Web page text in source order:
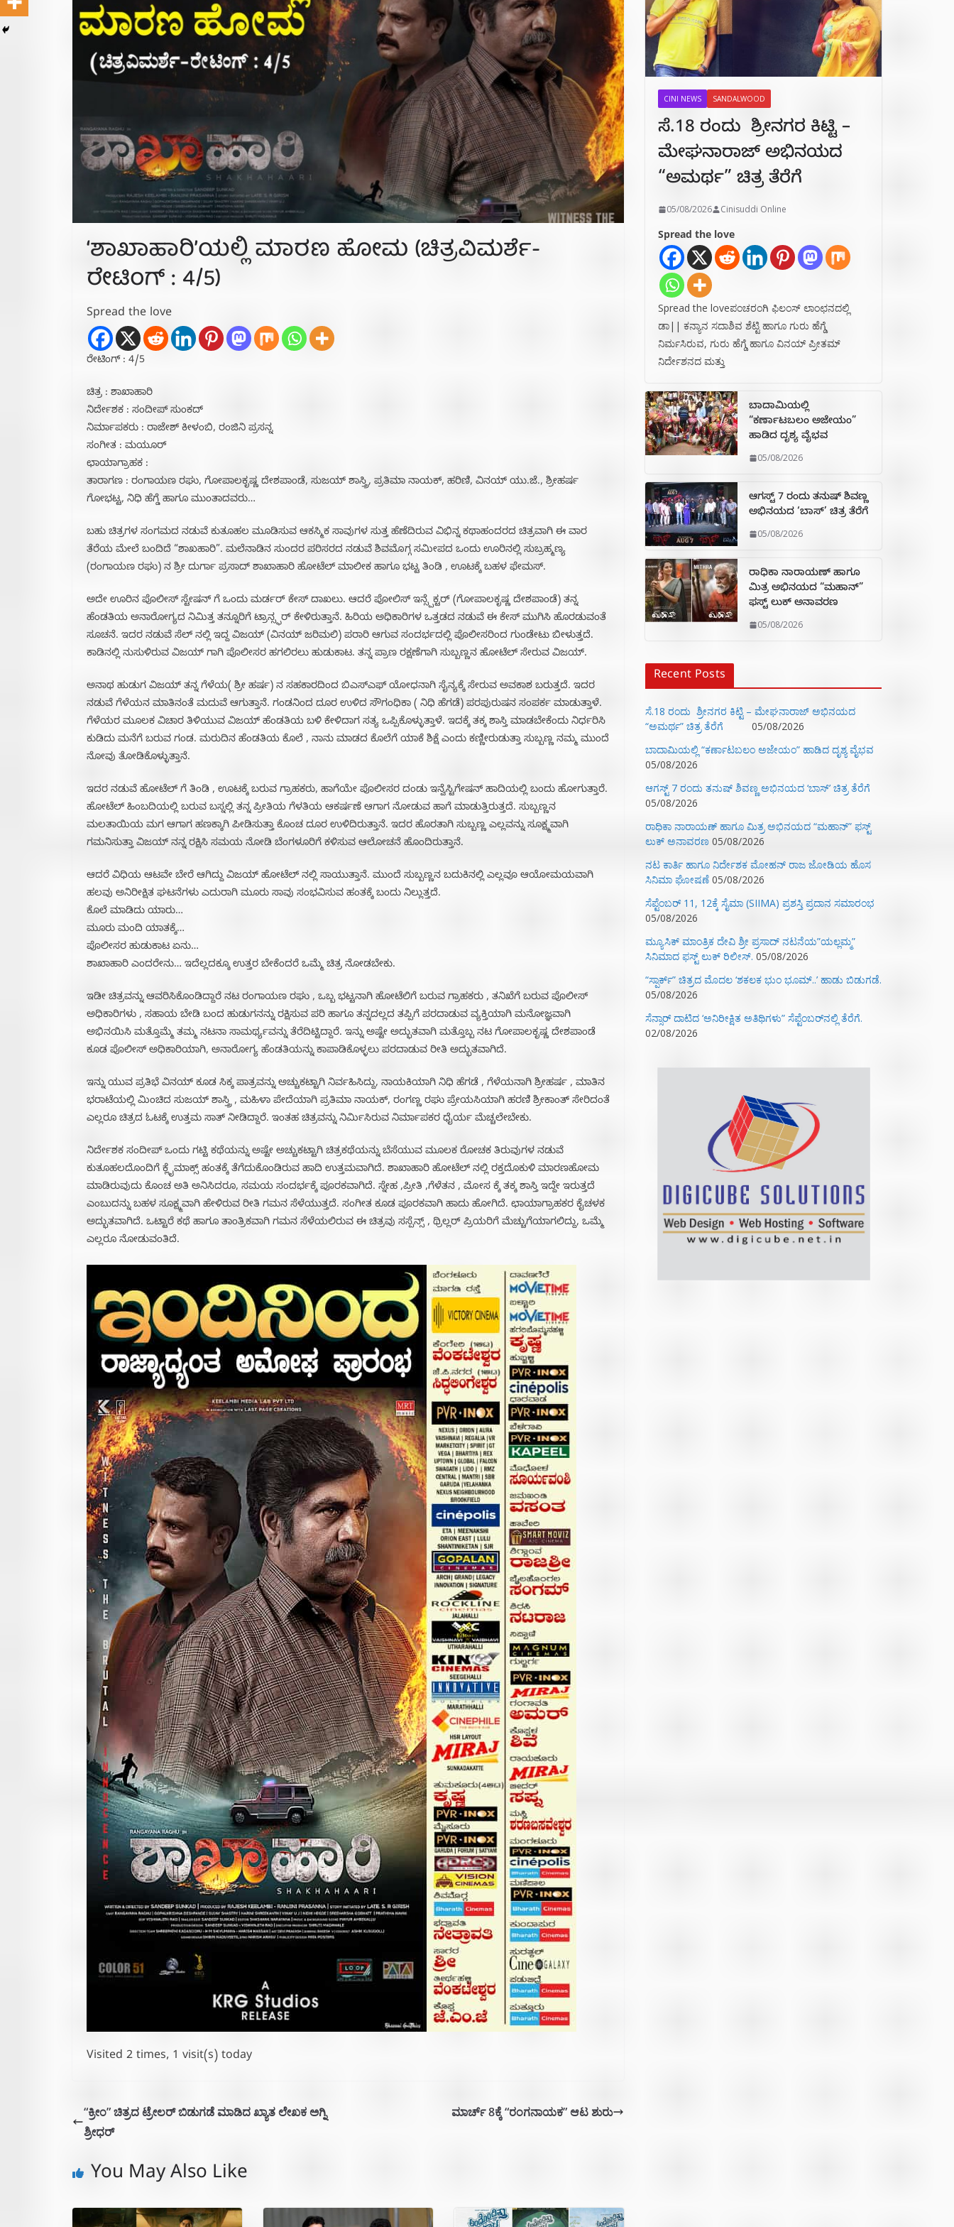
‘ಶಾಖಾಹಾರಿ’ಯಲ್ಲಿ ಮಾರಣ ಹೋಮ (ಚಿತ್ರವಿಮರ್ಶೆ-
ರೇಟಿಂಗ್ : 4/5)
Spread the love
ರೇಟಿಂಗ್ : 4/5
ಚಿತ್ರ : ಶಾಖಾಹಾರಿ
ನಿರ್ದೇಶಕ : ಸಂದೀಪ್ ಸುಂಕದ್
ನಿರ್ಮಾಪಕರು : ರಾಜೇಶ್ ಕೀಳಂಬಿ, ರಂಜಿನಿ ಪ್ರಸನ್ನ
ಸಂಗೀತ : ಮಯೂರ್
ಛಾಯಾಗ್ರಾಹಕ :
ತಾರಾಗಣ : ರಂಗಾಯಣ ರಘು, ಗೋಪಾಲಕೃಷ್ಣ ದೇಶಪಾಂಡೆ, ಸುಜಯ್ ಶಾಸ್ತ್ರಿ, ಪ್ರತಿಮಾ ನಾಯಕ್, ಹರಿಣಿ, ವಿನಯ್ ಯು.ಜೆ., ಶ್ರೀಹರ್ಷ
ಗೋಭಟ್ಟ, ನಿಧಿ ಹೆಗ್ಡೆ ಹಾಗೂ ಮುಂತಾದವರು…
ಬಹು ಚಿತ್ರಗಳ ಸಂಗಮದ ನಡುವೆ ಕುತೂಹಲ ಮೂಡಿಸುವ ಆಕಸ್ಮಿಕ ಸಾವುಗಳ ಸುತ್ತ ಹೆಣೆದಿರುವ ವಿಭಿನ್ನ ಕಥಾಹಂದರದ ಚಿತ್ರವಾಗಿ ಈ ವಾರ
ತೆರೆಯ ಮೇಲೆ ಬಂದಿದೆ “ಶಾಖಹಾರಿ”. ಮಲೆನಾಡಿನ ಸುಂದರ ಪರಿಸರದ ನಡುವೆ ಶಿವಮೊಗ್ಗ ಸಮೀಪದ ಒಂದು ಊರಿನಲ್ಲಿ ಸುಬ್ರಹ್ಮಣ್ಯ
(ರಂಗಾಯಣ ರಘು) ನ ಶ್ರೀ ದುರ್ಗಾ ಪ್ರಸಾದ್ ಶಾಖಾಹಾರಿ ಹೋಟೆಲ್ ಮಾಲೀಕ ಹಾಗೂ ಭಟ್ಟ ತಿಂಡಿ , ಊಟಕ್ಕೆ ಬಹಳ ಫೇಮಸ್.
ಅದೇ ಊರಿನ ಪೊಲೀಸ್ ಸ್ಟೇಷನ್ ಗೆ ಒಂದು ಮರ್ಡರ್ ಕೇಸ್ ದಾಖಲು. ಆದರೆ ಪೋಲಿಸ್ ಇನ್ಸ್ಪೆಕ್ಟರ್ (ಗೋಪಾಲಕೃಷ್ಣ ದೇಶಪಾಂಡೆ) ತನ್ನ
ಹೆಂಡತಿಯ ಅನಾರೋಗ್ಯದ ನಿಮಿತ್ತ ತನ್ನೂರಿಗೆ ಟ್ರಾನ್ಸ್ಫರ್ ಕೇಳಿರುತ್ತಾನೆ. ಹಿರಿಯ ಅಧಿಕಾರಿಗಳ ಒತ್ತಡದ ನಡುವೆ ಈ ಕೇಸ್ ಮುಗಿಸಿ ಹೊರಡುವಂತೆ
ಸೂಚನೆ. ಇದರ ನಡುವೆ ಸೆಲ್ ನಲ್ಲಿ ಇದ್ದ ವಿಜಯ್ (ವಿನಯ್ ಜರಿಮಲಿ) ಪರಾರಿ ಆಗುವ ಸಂದರ್ಭದಲ್ಲಿ ಪೊಲೀಸರಿಂದ ಗುಂಡೇಟು ಬೀಳುತ್ತದೆ.
ಕಾಡಿನಲ್ಲಿ ನುಸುಳಿರುವ ವಿಜಯ್ ಗಾಗಿ ಪೊಲೀಸರ ಹಗಲಿರಲು ಹುಡುಕಾಟ. ತನ್ನ ಪ್ರಾಣ ರಕ್ಷಣೆಗಾಗಿ ಸುಬ್ಬಣ್ಣನ ಹೋಟೆಲ್ ಸೇರುವ ವಿಜಯ್.
ಅನಾಥ ಹುಡುಗ ವಿಜಯ್ ತನ್ನ ಗೆಳೆಯ( ಶ್ರೀ ಹರ್ಷ) ನ ಸಹಕಾರದಿಂದ ಬಿಎಸ್ಎಫ್ ಯೋಧನಾಗಿ ಸೈನ್ಯಕ್ಕೆ ಸೇರುವ ಅವಕಾಶ ಬರುತ್ತದೆ. ಇದರ
ನಡುವೆ ಗೆಳೆಯನ ಮಾತಿನಂತೆ ಮದುವೆ ಆಗುತ್ತಾನೆ. ಗಂಡನಿಂದ ದೂರ ಉಳಿದ ಸೌಗಂಧಿಕಾ ( ನಿಧಿ ಹೆಗಡೆ) ಪರಪುರುಷನ ಸಂಪರ್ಕ ಮಾಡುತ್ತಾಳೆ.
ಗೆಳೆಯರ ಮೂಲಕ ವಿಚಾರ ತಿಳಿಯುವ ವಿಜಯ್ ಹೆಂಡತಿಯ ಬಳಿ ಕೇಳಿದಾಗ ಸತ್ಯ ಒಪ್ಪಿಕೊಳ್ಳುತ್ತಾಳೆ. ಇದಕ್ಕೆ ತಕ್ಕ ಶಾಸ್ತಿ ಮಾಡಬೇಕೆಂದು ನಿರ್ಧರಿಸಿ
ಕುಡಿದು ಮನೆಗೆ ಬರುವ ಗಂಡ. ಮರುದಿನ ಹೆಂಡತಿಯ ಕೊಲೆ , ನಾನು ಮಾಡದ ಕೊಲೆಗೆ ಯಾಕೆ ಶಿಕ್ಷೆ ಎಂದು ಕಣ್ಣೀರುಡುತ್ತಾ ಸುಬ್ಬಣ್ಣ ನಮ್ಮ ಮುಂದೆ
ನೋವು ತೋಡಿಕೊಳ್ಳುತ್ತಾನೆ.
ಇದರ ನಡುವೆ ಹೋಟೆಲ್ ಗೆ ತಿಂಡಿ , ಊಟಕ್ಕೆ ಬರುವ ಗ್ರಾಹಕರು, ಹಾಗೆಯೇ ಪೊಲೀಸರ ದಂಡು ಇನ್ವೆಸ್ಟಿಗೇಷನ್ ಹಾದಿಯಲ್ಲಿ ಬಂದು ಹೋಗುತ್ತಾರೆ.
ಹೋಟೆಲ್ ಹಿಂಬದಿಯಲ್ಲಿ ಬರುವ ಬಸ್ನಲ್ಲಿ ತನ್ನ ಪ್ರೀತಿಯ ಗೆಳತಿಯ ಆಕರ್ಷಣೆ ಆಗಾಗ ನೋಡುವ ಹಾಗೆ ಮಾಡುತ್ತಿರುತ್ತದೆ. ಸುಬ್ಬಣ್ಣನ
ಮಲತಾಯಿಯ ಮಗ ಆಗಾಗ ಹಣಕ್ಕಾಗಿ ಪೀಡಿಸುತ್ತಾ ಕೊಂಚ ದೂರ ಉಳಿದಿರುತ್ತಾನೆ. ಇದರ ಹೊರತಾಗಿ ಸುಬ್ಬಣ್ಣ ಎಲ್ಲವನ್ನು ಸೂಕ್ಷ್ಮವಾಗಿ
ಗಮನಿಸುತ್ತಾ ವಿಜಯ್ ನನ್ನ ರಕ್ಷಿಸಿ ಸಮಯ ನೋಡಿ ಬೆಂಗಳೂರಿಗೆ ಕಳಿಸುವ ಆಲೋಚನೆ ಹೊಂದಿರುತ್ತಾನೆ.
ಆದರೆ ವಿಧಿಯ ಆಟವೇ ಬೇರೆ ಆಗಿದ್ದು ವಿಜಯ್ ಹೋಟೆಲ್ ನಲ್ಲಿ ಸಾಯುತ್ತಾನೆ. ಮುಂದೆ ಸುಬ್ಬಣ್ಣನ ಬದುಕಿನಲ್ಲಿ ಎಲ್ಲವೂ ಆಯೋಮಯವಾಗಿ
ಹಲವು ಅನಿರೀಕ್ಷಿತ ಘಟನೆಗಳು ಎದುರಾಗಿ ಮೂರು ಸಾವು ಸಂಭವಿಸುವ ಹಂತಕ್ಕೆ ಬಂದು ನಿಲ್ಲುತ್ತದೆ.
ಕೊಲೆ ಮಾಡಿದು ಯಾರು…
ಮೂರು ಮಂದಿ ಯಾತಕ್ಕೆ…
ಪೊಲೀಸರ ಹುಡುಕಾಟ ಏನು…
ಶಾಖಾಹಾರಿ ಎಂದರೇನು… ಇದೆಲ್ಲದಕ್ಕೂ ಉತ್ತರ ಬೇಕೆಂದರೆ ಒಮ್ಮೆ ಚಿತ್ರ ನೋಡಬೇಕು.
ಇಡೀ ಚಿತ್ರವನ್ನು ಆವರಿಸಿಕೊಂಡಿದ್ದಾರೆ ನಟ ರಂಗಾಯಣ ರಘು , ಒಬ್ಬ ಭಟ್ಟನಾಗಿ ಹೋಟೆಲಿಗೆ ಬರುವ ಗ್ರಾಹಕರು , ತನಿಖೆಗೆ ಬರುವ ಪೊಲೀಸ್
ಅಧಿಕಾರಿಗಳು , ಸಹಾಯ ಬೇಡಿ ಬಂದ ಹುಡುಗನನ್ನು ರಕ್ಷಿಸುವ ಪರಿ ಹಾಗೂ ತನ್ನದಲ್ಲದ ತಪ್ಪಿಗೆ ಪರದಾಡುವ ವ್ಯಕ್ತಿಯಾಗಿ ಮನೋಜ್ಞವಾಗಿ
ಅಭಿನಯಿಸಿ ಮತ್ತೊಮ್ಮೆ ತಮ್ಮ ನಟನಾ ಸಾಮರ್ಥ್ಯವನ್ನು ತೆರೆದಿಟ್ಟಿದ್ದಾರೆ. ಇನ್ನು ಅಷ್ಟೇ ಅದ್ಭುತವಾಗಿ ಮತ್ತೊಬ್ಬ ನಟ ಗೋಪಾಲಕೃಷ್ಣ ದೇಶಪಾಂಡೆ
ಕೂಡ ಪೊಲೀಸ್ ಅಧಿಕಾರಿಯಾಗಿ, ಅನಾರೋಗ್ಯ ಹೆಂಡತಿಯನ್ನು ಕಾಪಾಡಿಕೊಳ್ಳಲು ಪರದಾಡುವ ರೀತಿ ಅದ್ಭುತವಾಗಿದೆ.
ಇನ್ನು ಯುವ ಪ್ರತಿಭೆ ವಿನಯ್ ಕೂಡ ಸಿಕ್ಕ ಪಾತ್ರವನ್ನು ಅಚ್ಚುಕಟ್ಟಾಗಿ ನಿರ್ವಹಿಸಿದ್ದು, ನಾಯಕಿಯಾಗಿ ನಿಧಿ ಹೆಗಡೆ , ಗೆಳೆಯನಾಗಿ ಶ್ರೀಹರ್ಷ , ಮಾತಿನ
ಭರಾಟೆಯಲ್ಲಿ ಮಿಂಚಿದ ಸುಜಯ್ ಶಾಸ್ತ್ರಿ , ಮಹಿಳಾ ಪೇದೆಯಾಗಿ ಪ್ರತಿಮಾ ನಾಯಕ್, ರಂಗಣ್ಣ ರಘು ಪ್ರೇಯಸಿಯಾಗಿ ಹರಣಿ ಶ್ರೀಕಾಂತ್ ಸೇರಿದಂತೆ
ಎಲ್ಲರೂ ಚಿತ್ರದ ಓಟಕ್ಕೆ ಉತ್ತಮ ಸಾತ್ ನೀಡಿದ್ದಾರೆ. ಇಂತಹ ಚಿತ್ರವನ್ನು ನಿರ್ಮಿಸಿರುವ ನಿರ್ಮಾಪಕರ ಧೈರ್ಯ ಮೆಚ್ಚಲೇಬೇಕು.
ನಿರ್ದೇಶಕ ಸಂದೀಪ್ ಒಂದು ಗಟ್ಟಿ ಕಥೆಯನ್ನು ಅಷ್ಟೇ ಅಚ್ಚುಕಟ್ಟಾಗಿ ಚಿತ್ರಕಥೆಯನ್ನು ಬೆಸೆಯುವ ಮೂಲಕ ರೋಚಕ ತಿರುವುಗಳ ನಡುವೆ
ಕುತೂಹಲದೊಂದಿಗೆ ಕ್ಲೈಮಾಕ್ಸ್ ಹಂತಕ್ಕೆ ತೆಗೆದುಕೊಂಡಿರುವ ಹಾದಿ ಉತ್ತಮವಾಗಿದೆ. ಶಾಖಾಹಾರಿ ಹೋಟೆಲ್ ನಲ್ಲಿ ರಕ್ತದೊಕುಳಿ ಮಾರಣಹೋಮ
ಮಾಡಿರುವುದು ಕೊಂಚ ಅತಿ ಅನಿಸಿದರೂ, ಸಮಯ ಸಂದರ್ಭಕ್ಕೆ ಪೂರಕವಾಗಿದೆ. ಸ್ನೇಹ ,ಪ್ರೀತಿ ,ಗೆಳೆತನ , ಮೋಸ ಕ್ಕೆ ತಕ್ಕ ಶಾಸ್ತಿ ಇದ್ದೇ ಇರುತ್ತದೆ
ಎಂಬುದನ್ನು ಬಹಳ ಸೂಕ್ಷ್ಮವಾಗಿ ಹೇಳಿರುವ ರೀತಿ ಗಮನ ಸೆಳೆಯುತ್ತದೆ. ಸಂಗೀತ ಕೂಡ ಪೂರಕವಾಗಿ ಹಾದು ಹೋಗಿದೆ. ಛಾಯಾಗ್ರಾಹಕರ ಕೈಚಳಕ
ಅದ್ಭುತವಾಗಿದೆ. ಒಟ್ಟಾರೆ ಕಥೆ ಹಾಗೂ ತಾಂತ್ರಿಕವಾಗಿ ಗಮನ ಸೆಳೆಯಲಿರುವ ಈ ಚಿತ್ರವು ಸಸ್ಪೆನ್ಸ್ , ಥ್ರಿಲ್ಲರ್ ಪ್ರಿಯರಿಗೆ ಮೆಚ್ಚುಗೆಯಾಗಲಿದ್ದು, ಒಮ್ಮೆ
ಎಲ್ಲರೂ ನೋಡುವಂತಿದೆ.
Visited 2 times, 1 visit(s) today
“ಕ್ರೀಂ” ಚಿತ್ರದ ಟ್ರೇಲರ್ ಬಿಡುಗಡೆ ಮಾಡಿದ ಖ್ಯಾತ ಲೇಖಕ ಅಗ್ನಿ
ಶ್ರೀಧರ್
ಮಾರ್ಚ್ 8ಕ್ಕೆ‌ “ರಂಗನಾಯಕ” ಆಟ ಶುರು
You May Also Like
CINI NEWS SANDALWOOD
ಸೆ.18 ರಂದು ಶ್ರೀನಗರ ಕಿಟ್ಟಿ –
ಮೇಘನಾರಾಜ್ ಅಭಿನಯದ
“ಅಮರ್ಥ” ಚಿತ್ರ ತೆರೆಗೆ
05/08/2026 Cinisuddi Online
Spread the love
Spread the loveಪಂಚರಂಗಿ ಫಿಲಂಸ್ ಲಾಂಛನದಲ್ಲಿ
ಡಾ|| ಕನ್ಯಾನ ಸದಾಶಿವ ಶೆಟ್ಟಿ ಹಾಗೂ ಗುರು ಹೆಗ್ಡೆ
ನಿರ್ಮಸಿರುವ, ಗುರು ಹೆಗ್ಡೆ ಹಾಗೂ ವಿನಯ್ ಪ್ರೀತಮ್
ನಿರ್ದೇಶನದ ಮತ್ತು
ಬಾದಾಮಿಯಲ್ಲಿ
“ಕರ್ಣಾಟಬಲಂ ಅಜೇಯಂ”
ಹಾಡಿದ ದೃಶ್ಯ ವೈಭವ
05/08/2026
ಆಗಸ್ಟ್ 7 ರಂದು ತನುಷ್ ಶಿವಣ್ಣ
ಅಭಿನಯದ ‘ಬಾಸ್’ ಚಿತ್ರ ತೆರೆಗೆ
05/08/2026
ರಾಧಿಕಾ ನಾರಾಯಣ್ ಹಾಗೂ
ಮಿತ್ರ ಅಭಿನಯದ “ಮಹಾನ್”
ಫಸ್ಟ್ ಲುಕ್ ಅನಾವರಣ
05/08/2026
Recent Posts
ಸೆ.18 ರಂದು ಶ್ರೀನಗರ ಕಿಟ್ಟಿ – ಮೇಘನಾರಾಜ್ ಅಭಿನಯದ
“ಅಮರ್ಥ” ಚಿತ್ರ ತೆರೆಗೆ
05/08/2026
ಬಾದಾಮಿಯಲ್ಲಿ “ಕರ್ಣಾಟಬಲಂ ಅಜೇಯಂ” ಹಾಡಿದ ದೃಶ್ಯ ವೈಭವ
05/08/2026
ಆಗಸ್ಟ್ 7 ರಂದು ತನುಷ್ ಶಿವಣ್ಣ ಅಭಿನಯದ ‘ಬಾಸ್’ ಚಿತ್ರ ತೆರೆಗೆ
05/08/2026
ರಾಧಿಕಾ ನಾರಾಯಣ್ ಹಾಗೂ ಮಿತ್ರ ಅಭಿನಯದ “ಮಹಾನ್” ಫಸ್ಟ್
ಲುಕ್ ಅನಾವರಣ 05/08/2026
ನಟ ಕಾರ್ತಿ ಹಾಗೂ ನಿರ್ದೇಶಕ ಮೋಹನ್ ರಾಜ ಜೋಡಿಯ ಹೊಸ
ಸಿನಿಮಾ ಘೋಷಣೆ 05/08/2026
ಸೆಪ್ಟೆಂಬರ್ 11, 12ಕ್ಕೆ ಸೈಮಾ (SIIMA) ಪ್ರಶಸ್ತಿ ಪ್ರದಾನ ಸಮಾರಂಭ
05/08/2026
ಮ್ಯೂಸಿಕ್‌ ಮಾಂತ್ರಿಕ ದೇವಿ ಶ್ರೀ ಪ್ರಸಾದ್ ನಟನೆಯ”ಯಲ್ಲಮ್ಮ”
ಸಿನಿಮಾದ ಫಸ್ಟ್‌ ಲುಕ್‌ ರಿಲೀಸ್. 05/08/2026
“ಸ್ಪಾರ್ಕ್” ಚಿತ್ರದ ಮೊದಲ‌ ‘ಶಕಲಕ ಭುಂ‌ ಭೂಮ್..’ ಹಾಡು ಬಿಡುಗಡೆ.
05/08/2026
ಸೆನ್ಸಾರ್ ದಾಟಿದ ‘ಅನಿರೀಕ್ಷಿತ ಅತಿಥಿಗಳು” ಸೆಪ್ಟೆಂಬರ್‌ನಲ್ಲಿ ತೆರೆಗೆ.
02/08/2026